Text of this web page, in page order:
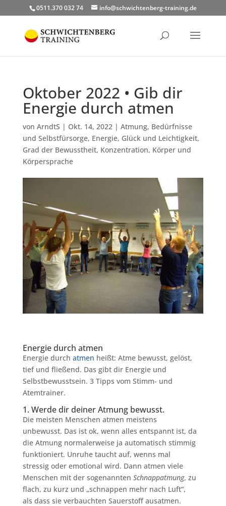
0511.370 032 74 info@schwichtenberg-training.de
Oktober 2022 • Gib dir
Energie durch atmen
von ArndtS | Okt. 14, 2022| Atmung, Bedürfnisse
und Selbstfürsorge, Energie, Glück und Leichtigkeit,
Grad der Bewusstheit, Konzentration, Körper und
Körpersprache
Energie durch atmen
Energie durch atmen heißt: Atme bewusst, gelöst,
tief und fließend. Das gibt dir Energie und
Selbstbewusstsein. 3 Tipps vom Stimm- und
Atemtrainer.
1. Werde dir deiner Atmung bewusst.
Die meisten Menschen atmen meistens
unbewusst. Das ist ok, wenn alles entspannt ist, da
die Atmung normalerweise ja automatisch stimmig
funktioniert. Unruhe taucht auf, wenns mal
stressig oder emotional wird. Dann atmen viele
Menschen mit der sogenannten Schnappatmung, zu
flach, zu kurz und „schnappen mehr nach Luft“,
als dass sie verbauchten Sauerstoff ausatmen.